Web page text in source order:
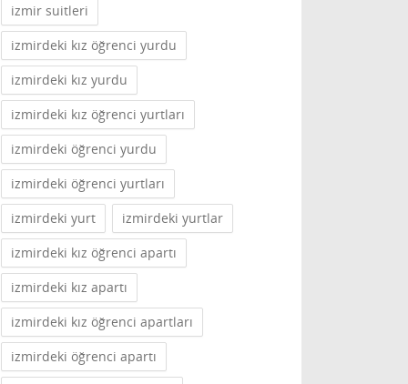
izmir suitleri
izmirdeki kız öğrenci yurdu
izmirdeki kız yurdu
izmirdeki kız öğrenci yurtları
izmirdeki öğrenci yurdu
izmirdeki öğrenci yurtları
izmirdeki yurt
izmirdeki yurtlar
izmirdeki kız öğrenci apartı
izmirdeki kız apartı
izmirdeki kız öğrenci apartları
izmirdeki öğrenci apartı